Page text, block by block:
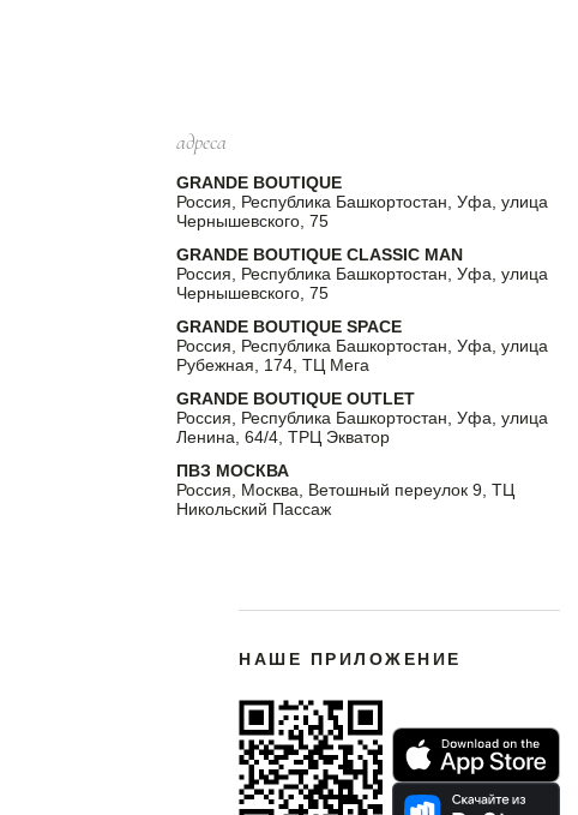
адреса
GRANDE BOUTIQUE
Россия, Республика Башкортостан, Уфа, улица
Чернышевского, 75
GRANDE BOUTIQUE CLASSIC MAN
Россия, Республика Башкортостан, Уфа, улица
Чернышевского, 75
GRANDE BOUTIQUE SPACE
Россия, Республика Башкортостан, Уфа, улица
Рубежная, 174, ТЦ Мега
GRANDE BOUTIQUE OUTLET
Россия, Республика Башкортостан, Уфа, улица
Ленина, 64/4, ТРЦ Экватор
ПВЗ МОСКВА
Россия, Москва, Ветошный переулок 9, ТЦ
Никольский Пассаж
НАШЕ ПРИЛОЖЕНИЕ